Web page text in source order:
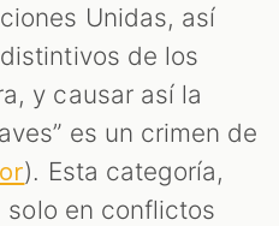
Unidas, así
de los
y causar así la
es un crimen de
). Esta categoría,
en conflictos